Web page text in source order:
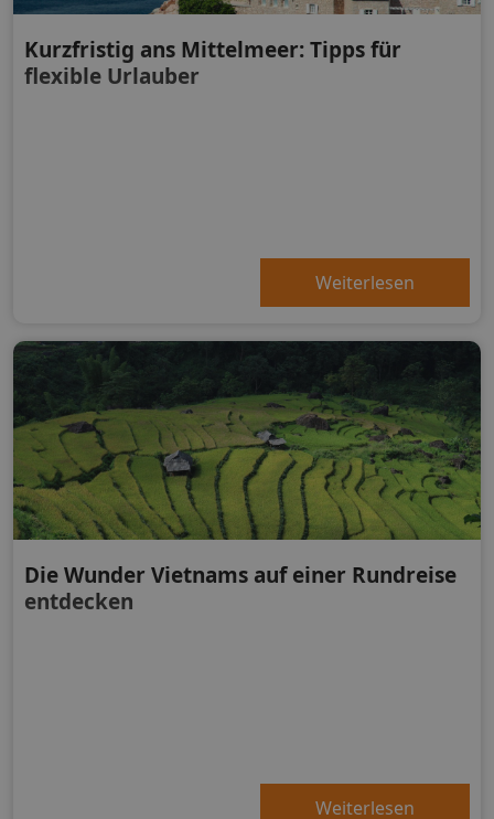
Kurzfristig ans Mittelmeer: Tipps für
flexible Urlauber
Weiterlesen
Die Wunder Vietnams auf einer Rundreise
entdecken
Weiterlesen